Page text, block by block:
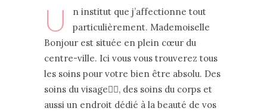
U
n institut que j’affectionne tout
particulièrement. Mademoiselle
Bonjour est située en plein cœur du
centre-ville. Ici vous vous trouverez tous
les soins pour votre bien être absolu. Des
soins du visage💆‍♀️, des soins du corps et
aussi un endroit dédié à la beauté de vos